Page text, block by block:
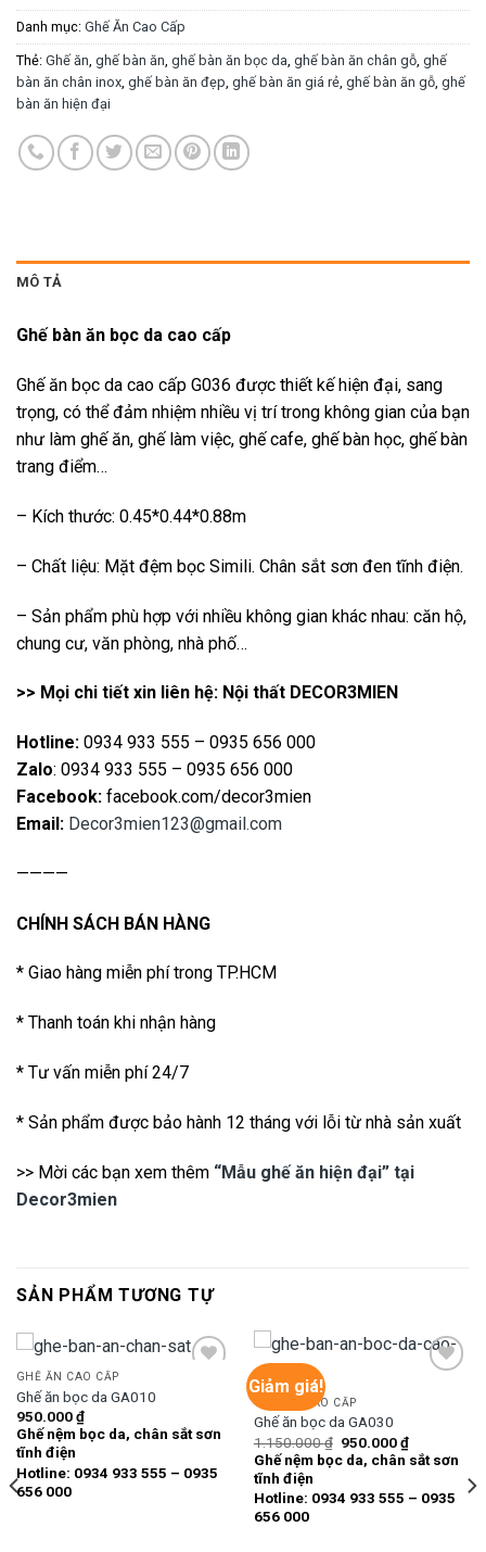
Danh mục: Ghế Ăn Cao Cấp
Thẻ: Ghế ăn, ghế bàn ăn, ghế bàn ăn bọc da, ghế bàn ăn chân gỗ, ghế
bàn ăn chân inox, ghế bàn ăn đẹp, ghế bàn ăn giá rẻ, ghế bàn ăn gỗ, ghế
bàn ăn hiện đại
MÔ TẢ
Ghế bàn ăn bọc da cao cấp
Ghế ăn bọc da cao cấp G036 được thiết kế hiện đại, sang
trọng, có thể đảm nhiệm nhiều vị trí trong không gian của bạn
như làm ghế ăn, ghế làm việc, ghế cafe, ghế bàn học, ghế bàn
trang điểm…
– Kích thước: 0.45*0.44*0.88m
– Chất liệu: Mặt đệm bọc Simili. Chân sắt sơn đen tĩnh điện.
– Sản phẩm phù hợp với nhiều không gian khác nhau: căn hộ,
chung cư, văn phòng, nhà phố…
>> Mọi chi tiết xin liên hệ: Nội thất DECOR3MIEN
Hotline: 0934 933 555 – 0935 656 000
Zalo: 0934 933 555 – 0935 656 000
Facebook: facebook.com/decor3mien
Email: Decor3mien123@gmail.com
————
CHÍNH SÁCH BÁN HÀNG
* Giao hàng miễn phí trong TP.HCM
* Thanh toán khi nhận hàng
* Tư vấn miễn phí 24/7
* Sản phẩm được bảo hành 12 tháng với lỗi từ nhà sản xuất
>> Mời các bạn xem thêm “Mẫu ghế ăn hiện đại” tại
Decor3mien
SẢN PHẨM TƯƠNG TỰ
Add to
wishlist
GHẾ ĂN CAO CẤP
Ghế ăn bọc da GA010
950.000₫
Ghế nệm bọc da, chân sắt sơn
tĩnh điện
Hotline: 0934 933 555 – 0935
656 000
Giảm giá!
GHẾ ĂN CAO CẤP
Ghế ăn bọc da GA030
1.150.000₫ Giá
gốc
là:
950.000₫Giá
hiện
tại
950.000 ₫.
Ghế nệm bọc da, chân sắt sơn
tĩnh điện
Hotline: 0934 933 555 – 0935
656 000